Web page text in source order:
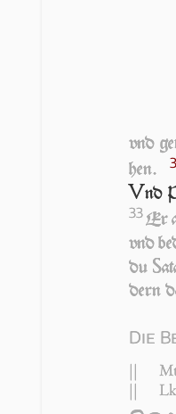
vnd
hen.
Vnd
33Er
vnd
du S
dern
Die
||
||